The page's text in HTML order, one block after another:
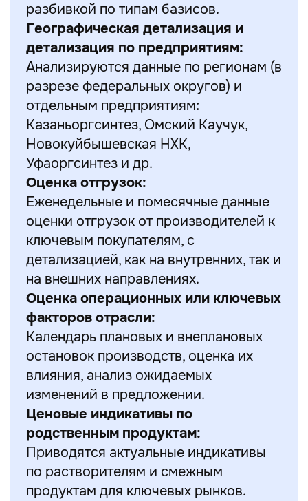
разбивкой по типам базисов.
Географическая детализация и
детализация по предприятиям:
Анализируются данные по регионам (в
разрезе федеральных округов) и
отдельным предприятиям:
Казаньоргсинтез, Омский Каучук,
Новокуйбышевская НХК,
Уфаоргсинтез и др.
Оценка отгрузок:
Еженедельные и помесячные данные
оценки отгрузок от производителей к
ключевым покупателям, с
детализацией, как на внутренних, так и
на внешних направлениях.
Оценка операционных или ключевых
факторов отрасли:
Календарь плановых и внеплановых
остановок производств, оценка их
влияния, анализ ожидаемых
изменений в предложении.
Ценовые индикативы по
родственным продуктам:
Приводятся актуальные индикативы
по растворителям и смежным
продуктам для ключевых рынков.